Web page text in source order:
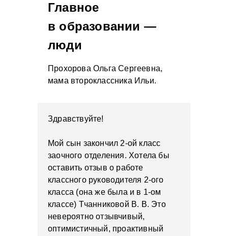
Главное
в образовании —
люди
Прохорова Ольга Сергеевна,
мама второклассника Ильи.
Здравствуйте!
Мой сын закончил 2-ой класс
заочного отделения. Хотела бы
оставить отзыв о работе
классного руководителя 2-ого
класса (она же была и в 1-ом
классе) Тчанниковой В. В. Это
невероятно отзывчивый,
оптимистичный, проактивный